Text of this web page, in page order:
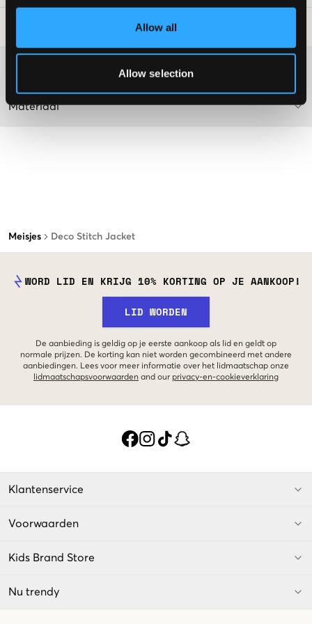
Allow all
Allow selection
Meisjes Deco Stitch Jacket
Materiaal
WORD LID EN KRIJG 10% KORTING OP JE AANKOOP!
LID WORDEN
De aanbieding is geldig op je eerste aankoop als lid en geldt op
normale prijzen. De korting kan niet worden gecombineerd met andere
aanbiedingen. Lees voor meer informatie over het lidmaatschap onze
lidmaatschapsvoorwaarden and our privacy-en-cookieverklaring
Klantenservice
Voorwaarden
Kids Brand Store
Nu trendy